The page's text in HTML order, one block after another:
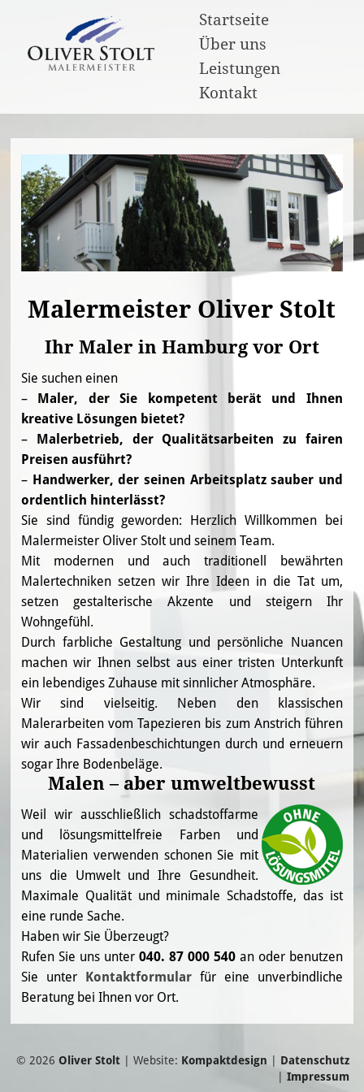
Startseite
Über uns
Leistungen
Kontakt
Malermeister Oliver Stolt
Ihr Maler in Hamburg vor Ort
Sie suchen einen
–
Maler, der Sie kompetent berät und Ihnen
kreative Lösungen bietet?
–
Malerbetrieb, der Qualitätsarbeiten zu fairen
Preisen ausführt?
– Handwerker, der seinen Arbeitsplatz sauber und
ordentlich hinterlässt?
Sie sind fündig geworden: Herzlich Willkommen bei
Malermeister Oliver Stolt und seinem Team.
Mit modernen und auch traditionell bewährten
Malertechniken setzen wir Ihre Ideen in die Tat um,
setzen gestalterische Akzente und steigern Ihr
Wohngefühl.
Durch farbliche Gestaltung und persönliche Nuancen
machen wir Ihnen selbst aus einer tristen Unterkunft
ein lebendiges Zuhause mit sinnlicher Atmosphäre.
Wir sind vielseitig. Neben den klassischen
Malerarbeiten vom Tapezieren bis zum Anstrich führen
wir auch Fassadenbeschichtungen durch und erneuern
sogar Ihre Bodenbeläge.
Malen – aber umweltbewusst
Weil wir ausschließlich schadstoffarme
und lösungsmittelfreie Farben und
Materialien verwenden schonen Sie mit
uns die Umwelt und Ihre Gesundheit.
Maximale Qualität und minimale Schadstoffe, das ist
eine runde Sache.
Haben wir Sie Überzeugt?
Rufen Sie uns unter 040. 87 000 540an oder benutzen
Sie unter
Kontaktformular für eine unverbindliche
Beratung bei Ihnen vor Ort.
© 2026 Oliver Stolt| Website: Kompaktdesign
Datenschutz
Impressum